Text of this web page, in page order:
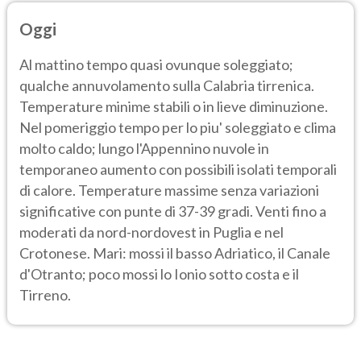
Oggi
Al mattino tempo quasi ovunque soleggiato;
qualche annuvolamento sulla Calabria tirrenica.
Temperature minime stabili o in lieve diminuzione.
Nel pomeriggio tempo per lo piu' soleggiato e clima
molto caldo; lungo l'Appennino nuvole in
temporaneo aumento con possibili isolati temporali
di calore. Temperature massime senza variazioni
significative con punte di 37-39 gradi. Venti fino a
moderati da nord-nordovest in Puglia e nel
Crotonese. Mari: mossi il basso Adriatico, il Canale
d'Otranto; poco mossi lo Ionio sotto costa e il
Tirreno.